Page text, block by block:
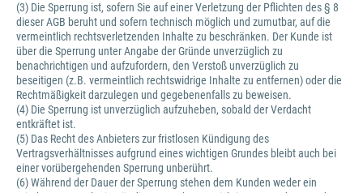
(3) Die Sperrung ist, sofern Sie auf einer Verletzung der Pflichten des § 8
dieser AGB beruht und sofern technisch möglich und zumutbar, auf die
vermeintlich rechtsverletzenden Inhalte zu beschränken. Der Kunde ist
über die Sperrung unter Angabe der Gründe unverzüglich zu
benachrichtigen und aufzufordern, den Verstoß unverzüglich zu
beseitigen (z.B. vermeintlich rechtswidrige Inhalte zu entfernen) oder die
Rechtmäßigkeit darzulegen und gegebenenfalls zu beweisen.
(4) Die Sperrung ist unverzüglich aufzuheben, sobald der Verdacht
entkräftet ist.
(5) Das Recht des Anbieters zur fristlosen Kündigung des
Vertragsverhältnisses aufgrund eines wichtigen Grundes bleibt auch bei
einer vorübergehenden Sperrung unberührt.
(6) Während der Dauer der Sperrung stehen dem Kunden weder ein